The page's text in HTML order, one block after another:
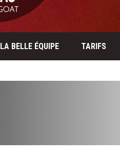
LA BELLE ÉQUIPE TARIFS